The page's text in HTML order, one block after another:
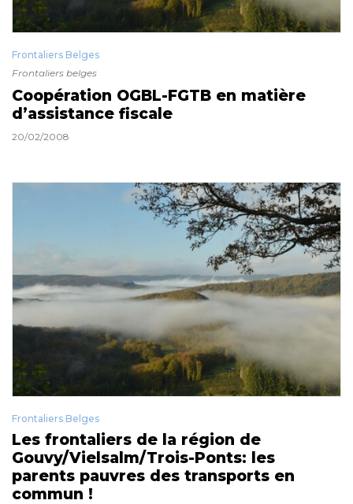
Frontaliers Belges
Frontaliers belges
Coopération OGBL-FGTB en matière
d’assistance fiscale
20/02/2008
Frontaliers Belges
Les frontaliers de la région de
Gouvy/Vielsalm/Trois-Ponts: les
parents pauvres des transports en
commun !